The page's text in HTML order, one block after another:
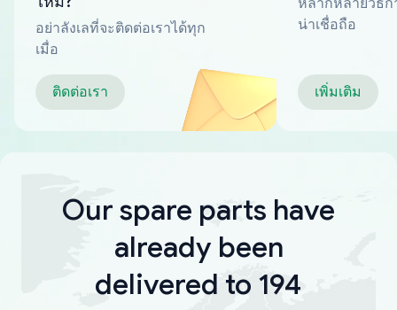
อย่าลังเลที่จะติดต่อเราได้ทุก
เมื่อ
ติดต่อเรา
น่าเชื่อถือ
เพิ่มเติม
Our spare parts have
already been
delivered to 194